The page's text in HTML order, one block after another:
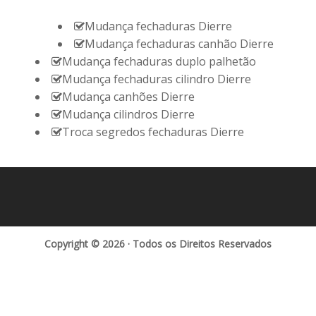
Mudança fechaduras Dierre
Mudança fechaduras canhão Dierre
Mudança fechaduras duplo palhetão
Mudança fechaduras cilindro Dierre
Mudança canhões Dierre
Mudança cilindros Dierre
Troca segredos fechaduras Dierre
Copyright © 2026 · Todos os Direitos Reservados